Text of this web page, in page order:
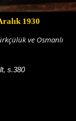
1930
ve Osmanlı
s.380